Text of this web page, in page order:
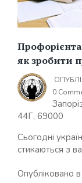
як зробити
0
44Г, 69000
Сьогодні
стикаються з
Опубліковано в